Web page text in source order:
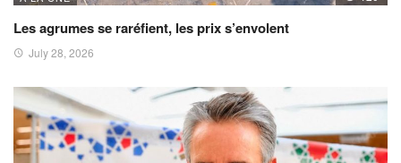
Les agrumes se raréfient, les prix s’envolent
July 28, 2026